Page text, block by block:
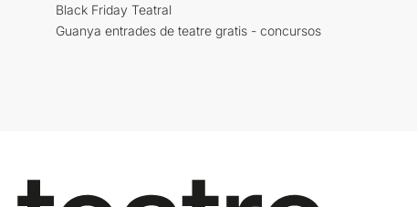
Black Friday Teatral
Guanya entrades de teatre gratis - concursos